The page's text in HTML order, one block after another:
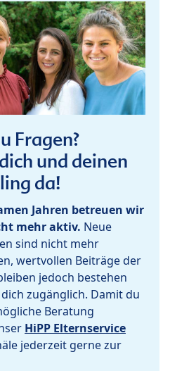
Fragen?
und deinen
da!
Jahren betreuen wir
mehr aktiv. Neue
sind nicht mehr
wertvollen Beiträge der
jedoch bestehen
zugänglich. Damit du
Beratung
HiPP Elternservice
jederzeit gerne zur